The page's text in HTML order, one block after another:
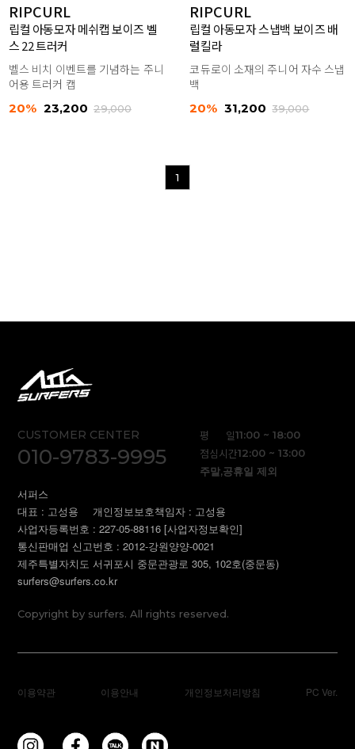
RIPCURL
립컬 아동모자 메쉬캡 보이즈 벨
스 22 트러커
벨스 비치 이벤트를 기념하는 주니
어용 트러커 캡
20% 23,200 29,000
RIPCURL
립컬 아동모자 스냅백 보이즈 배
럴킬라
코듀로이 소재의 주니어 자수 스냅
백
20% 31,200 39,000
1
CUSTOMER CENTER
010-9783-9995
평 일11:00 ~ 18:00
점심시간12:00 ~ 13:00
주말,공휴일 제외
서퍼스
대표 : 고성용
개인정보보호책임자 : 고성용
사업자등록번호 : 227-05-88116[사업자정보확인]
통신판매업 신고번호 : 2012-강원양양-0021
제주특별자치도 서귀포시 중문관광로 305, 102호(중문동)
surfers@surfers.co.kr
Copyright by surfers. All rights reserved.
이용약관 이용안내 개인정보처리방침 PC Ver.